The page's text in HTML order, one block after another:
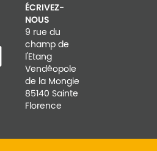
ÉCRIVEZ-
NOUS
9 rue du
champ de
l'Etang
Vendéopole
de la Mongie
85140 Sainte
Florence